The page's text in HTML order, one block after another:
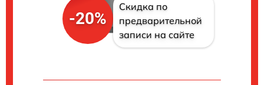
-20%
Скидка по
предварительной
записи на сайте